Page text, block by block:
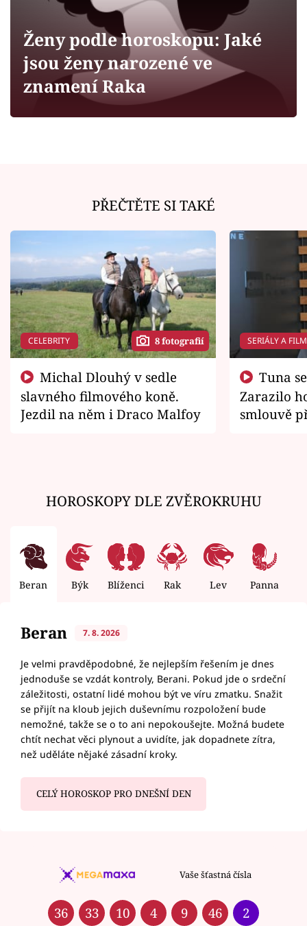
Sledujte prima+
Filmový festival Karlovy Vary
Sledujte nás
Ženy podle horoskopu: Jaké
jsou ženy narozené ve
znamení Raka
PŘEČTĚTE SI TAKÉ
CELEBRITY 8 fotografií
slavného filmového koně.
Jezdil na něm i Draco Malfoy
SERIÁLY A
Zarazilo
smlouvě
HOROSKOPY DLE ZVĚROKRUHU
Beran Býk Blíženci Rak Lev Panna
Beran 7. 8. 2026
Je velmi pravděpodobné, že nejlepším řešením je dnes
jednoduše se vzdát kontroly, Berani. Pokud jde o srdeční
záležitosti, ostatní lidé mohou být ve víru zmatku. Snažit
se přijít na kloub jejich duševnímu rozpoložení bude
nemožné, takže se o to ani nepokoušejte. Možná budete
chtít nechat věci plynout a uvidíte, jak dopadnete zítra,
než uděláte nějaké zásadní kroky.
CELÝ HOROSKOP PRO DNEŠNÍ DEN
Vaše šťastná čísla
36 33 10 4 9 46 2